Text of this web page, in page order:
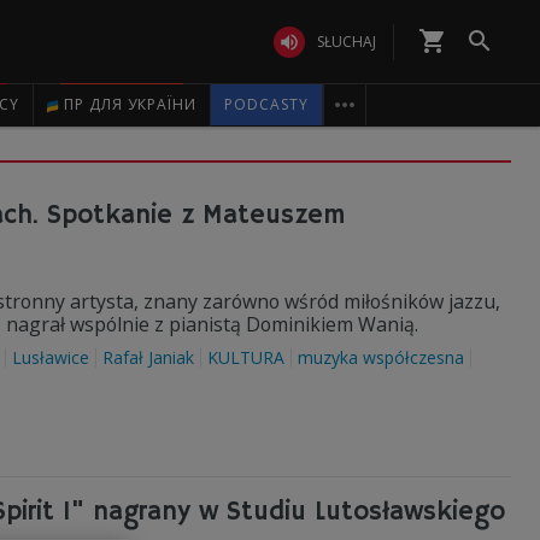
 SŁUCHAJ shopping_cart 
ПР ДЛЯ УКРАЇНИ PODCASTY 
Spotkanie z Mateuszem
artysta, znany zarówno wśród miłośników jazzu,
wspólnie z pianistą Dominikiem Wanią.
Lusławice Rafał Janiak KULTURA
muzyka współczesna
1" nagrany w Studiu Lutosławskiego